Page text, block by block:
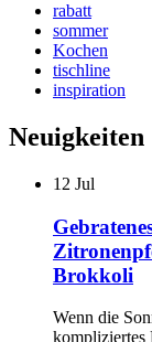
rabatt
sommer
Kochen
tischline
inspiration
Neuigkeiten
12 Jul
Brokkoli
Wenn die
kompliziertes